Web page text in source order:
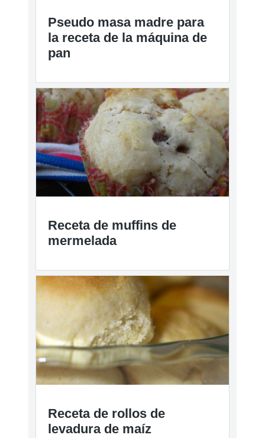
Pseudo masa madre para
la receta de la máquina de
pan
Receta de muffins de
mermelada
Receta de rollos de
levadura de maíz